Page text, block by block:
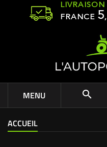
FRANCE 5,
MENU 
ACCUEIL